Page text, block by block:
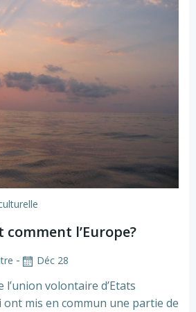
l’Europe?
- Déc 28
l’union volontaire d’Etats
mis en commun une partie de